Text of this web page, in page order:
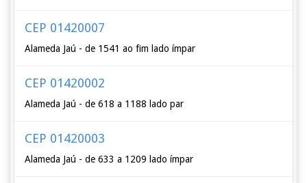
CEP 01420007
Alameda Jaú - de 1541 ao fim lado ímpar
CEP 01420002
Alameda Jaú - de 618 a 1188 lado par
CEP 01420003
Alameda Jaú - de 633 a 1209 lado ímpar